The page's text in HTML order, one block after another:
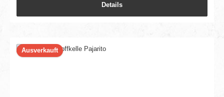
Details
Ausverkauft